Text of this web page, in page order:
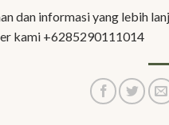
dan informasi yang lebih
kami +6285290111014